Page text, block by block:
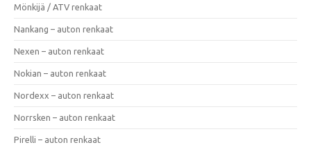
Mönkijä / ATV renkaat
Nankang – auton renkaat
Nexen – auton renkaat
Nokian – auton renkaat
Nordexx – auton renkaat
Norrsken – auton renkaat
Pirelli – auton renkaat